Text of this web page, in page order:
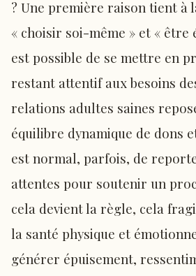
? Une première raison tient à
« choisir soi-même » et « être
est possible de se mettre en
restant attentif aux besoins
relations adultes saines
équilibre dynamique de dons
est normal, parfois, de
attentes pour soutenir un
cela devient la règle, cela
la santé physique et
générer épuisement,